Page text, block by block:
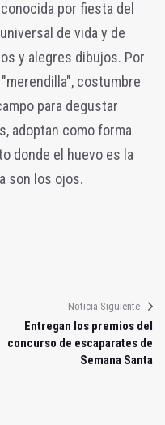
por fiesta del
de vida y de
y alegres dibujos. Por
costumbre
para degustar
adoptan como forma
donde el huevo es la
son los ojos.
Noticia Siguiente
Entregan los premios del
concurso de escaparates de
Semana Santa